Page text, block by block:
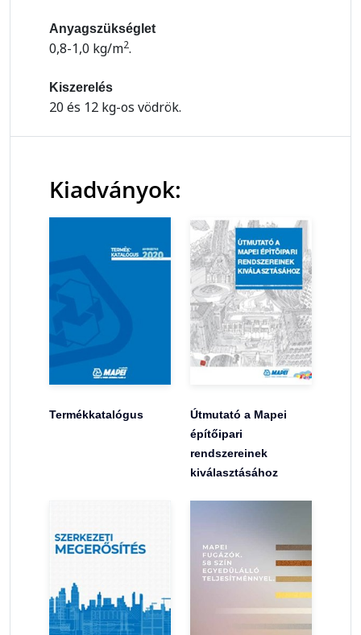
Anyagszükséglet
0,8-1,0 kg/m2.
Kiszerelés
20 és 12 kg-os vödrök.
Kiadványok:
Termékkatalógus
Útmutató a Mapei
építőipari
rendszereinek
kiválasztásához